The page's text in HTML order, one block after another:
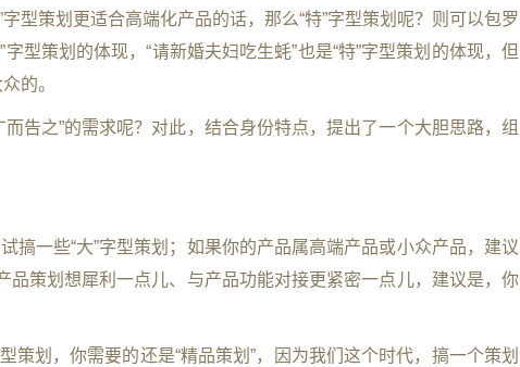
型策划更适合高端化产品的话，那么“特”字型策划呢？则可以包罗
字型策划的体现，“请新婚夫妇吃生蚝”也是“特”字型策划的体现，但
的。
告之”的需求呢？对此，结合身份特点，提出了一个大胆思路，组
搞一些“大”字型策划；如果你的产品属高端产品或小众产品，建议
品策划想犀利一点儿、与产品功能对接更紧密一点儿，建议是，你
策划，你需要的还是“精品策划”，因为我们这个时代，搞一个策划